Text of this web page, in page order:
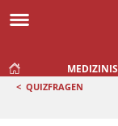
< QUIZFRAGEN